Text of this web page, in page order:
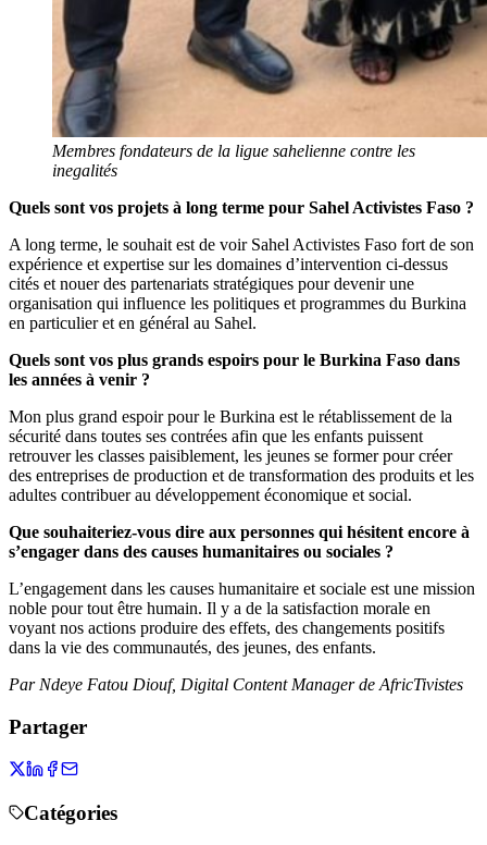
Membres fondateurs de la ligue sahelienne contre les
inegalités
Quels sont vos projets à long terme pour Sahel Activistes Faso ?
A long terme, le souhait est de voir Sahel Activistes Faso fort de son
expérience et expertise sur les domaines d’intervention ci-dessus
cités et nouer des partenariats stratégiques pour devenir une
organisation qui influence les politiques et programmes du Burkina
en particulier et en général au Sahel.
Quels sont vos plus grands espoirs pour le Burkina Faso dans
les années à venir ?
Mon plus grand espoir pour le Burkina est le rétablissement de la
sécurité dans toutes ses contrées afin que les enfants puissent
retrouver les classes paisiblement, les jeunes se former pour créer
des entreprises de production et de transformation des produits et les
adultes contribuer au développement économique et social.
Que souhaiteriez-vous dire aux personnes qui hésitent encore à
s’engager dans des causes humanitaires ou sociales ?
L’engagement dans les causes humanitaire et sociale est une mission
noble pour tout être humain. Il y a de la satisfaction morale en
voyant nos actions produire des effets, des changements positifs
dans la vie des communautés, des jeunes, des enfants.
Par Ndeye Fatou Diouf, Digital Content Manager de AfricTivistes
Partager
Catégories